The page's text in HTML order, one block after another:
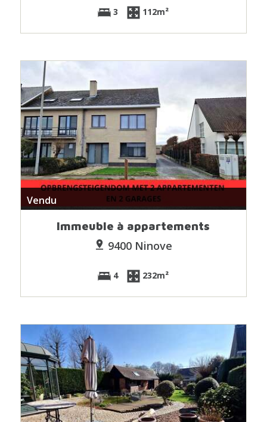
3 112m²
Vendu
Immeuble à appartements
9400 Ninove
4 232m²